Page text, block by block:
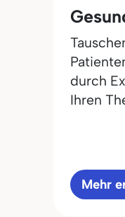
durch
Ihren
Mehr